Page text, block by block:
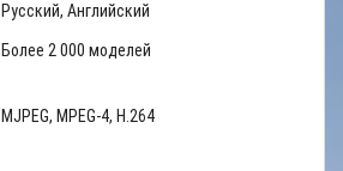
Русский, Английский
Более 2 000 моделей
MJPEG, MPEG-4, H.264